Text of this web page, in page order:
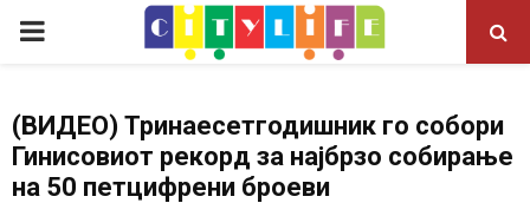
P
I
(ВИДЕО) Тринаесетгодишник го собори
Гинисовиот рекорд за најбрзо собирање
на 50 петцифрени броеви